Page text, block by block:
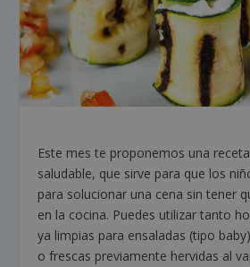
Este mes te proponemos una
saludable, que sirve para que los
para solucionar una cena sin tener
en la cocina. Puedes utilizar tanto
ya limpias para ensaladas (tipo
o frescas previamente hervidas al